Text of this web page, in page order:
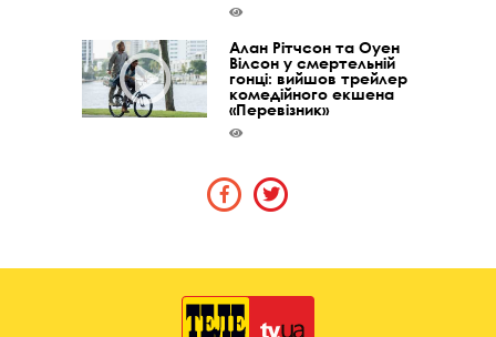
Алан Рітчсон та Оуен
Вілсон у смертельній
гонці: вийшов трейлер
комедійного екшена
«Перевізник»